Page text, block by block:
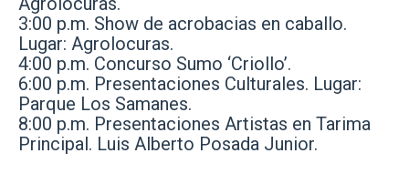
3:00 p.m. Show de acrobacias en caballo.
Lugar: Agrolocuras.
4:00 p.m. Concurso Sumo ‘Criollo’.
6:00 p.m. Presentaciones Culturales. Lugar:
Parque Los Samanes.
8:00 p.m. Presentaciones Artistas en Tarima
Principal. Luis Alberto Posada Junior.